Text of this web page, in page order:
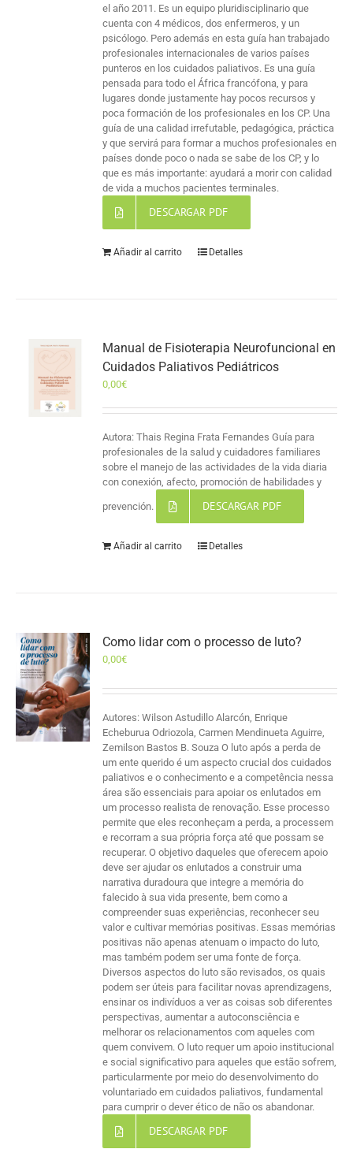
el año 2011. Es un equipo pluridisciplinario que
cuenta con 4 médicos, dos enfermeros, y un
psicólogo. Pero además en esta guía han trabajado
profesionales internacionales de varios países
punteros en los cuidados paliativos. Es una guía
pensada para todo el África francófona, y para
lugares donde justamente hay pocos recursos y
poca formación de los profesionales en los CP. Una
guía de una calidad irrefutable, pedagógica, práctica
y que servirá para formar a muchos profesionales en
países donde poco o nada se sabe de los CP, y lo
que es más importante: ayudará a morir con calidad
de vida a muchos pacientes terminales.
DESCARGAR PDF
Añadir al carrito Detalles
Manual de Fisioterapia Neurofuncional en
Cuidados Paliativos Pediátricos
0,00€
Autora: Thais Regina Frata Fernandes Guía para
profesionales de la salud y cuidadores familiares
sobre el manejo de las actividades de la vida diaria
con conexión, afecto, promoción de habilidades y
prevención. DESCARGAR PDF
Añadir al carrito Detalles
Como lidar com o processo de luto?
0,00€
Autores: Wilson Astudillo Alarcón, Enrique
Echeburua Odriozola, Carmen Mendinueta Aguirre,
Zemilson Bastos B. Souza O luto após a perda de
um ente querido é um aspecto crucial dos cuidados
paliativos e o conhecimento e a competência nessa
área são essenciais para apoiar os enlutados em
um processo realista de renovação. Esse processo
permite que eles reconheçam a perda, a processem
e recorram a sua própria força até que possam se
recuperar. O objetivo daqueles que oferecem apoio
deve ser ajudar os enlutados a construir uma
narrativa duradoura que integre a memória do
falecido à sua vida presente, bem como a
compreender suas experiências, reconhecer seu
valor e cultivar memórias positivas. Essas memórias
positivas não apenas atenuam o impacto do luto,
mas também podem ser uma fonte de força.
Diversos aspectos do luto são revisados, os quais
podem ser úteis para facilitar novas aprendizagens,
ensinar os indivíduos a ver as coisas sob diferentes
perspectivas, aumentar a autoconsciência e
melhorar os relacionamentos com aqueles com
quem convivem. O luto requer um apoio institucional
e social significativo para aqueles que estão sofrem,
particularmente por meio do desenvolvimento do
voluntariado em cuidados paliativos, fundamental
para cumprir o dever ético de não os abandonar.
DESCARGAR PDF